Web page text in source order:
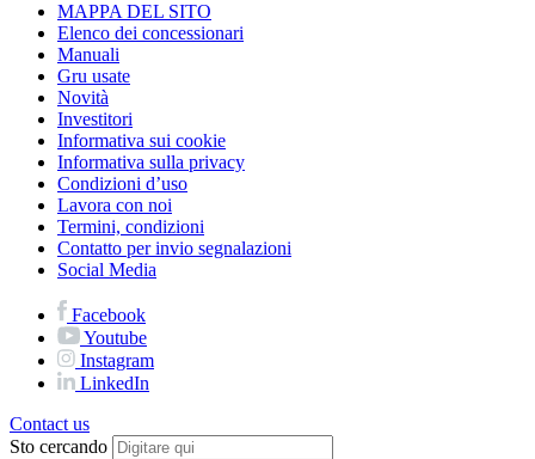
MAPPA DEL SITO
Elenco dei concessionari
Manuali
Gru usate
Novità
Investitori
Informativa sui cookie
Informativa sulla privacy
Condizioni d’uso
Lavora con noi
Termini, condizioni
Contatto per invio segnalazioni
Social Media
Facebook
Youtube
Instagram
LinkedIn
Contact us
Sto cercando